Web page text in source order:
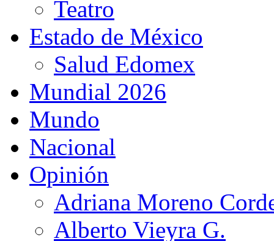
Teatro
Estado de México
Salud Edomex
Mundial 2026
Mundo
Nacional
Opinión
Adriana Moreno
Alberto Vieyra G.